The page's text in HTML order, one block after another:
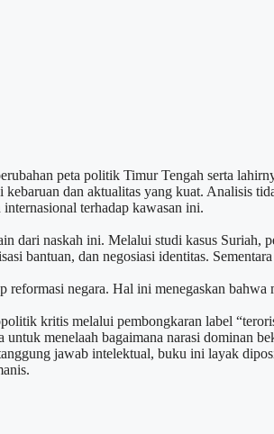
peta politik Timur Tengah serta
dan aktualitas yang kuat. Analisis
terhadap kawasan ini.
dari naskah ini. Melalui studi kasus
bantuan, dan negosiasi identitas.
negara. Hal ini menegaskan
kritis melalui pembongkaran label
menelaah bagaimana narasi dominan
jawab intelektual, buku ini layak